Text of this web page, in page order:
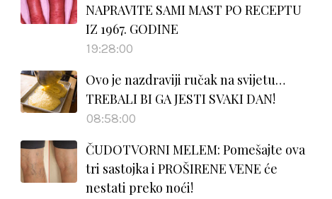
NAPRAVITE SAMI MAST PO RECEPTU
IZ 1967. GODINE
19:28:00
Ovo je nazdraviji ručak na svijetu…
TREBALI BI GA JESTI SVAKI DAN!
08:58:00
ČUDOTVORNI MELEM: Pomešajte ova
tri sastojka i PROŠIRENE VENE će
nestati preko noći!